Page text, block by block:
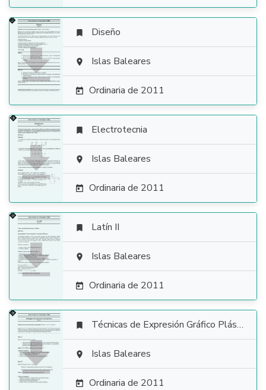

 Diseño
 Islas Baleares
 Ordinaria de 2011

 Electrotecnia
 Islas Baleares
 Ordinaria de 2011

 Latín II
 Islas Baleares
 Ordinaria de 2011

 Técnicas de Expresión Gráfico Plástica
 Islas Baleares
 Ordinaria de 2011